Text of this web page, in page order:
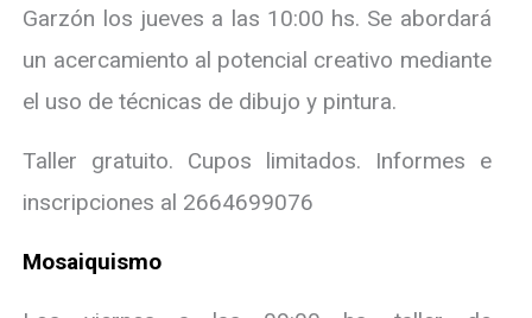
Garzón los jueves a las 10:00 hs. Se abordará
un acercamiento al potencial creativo mediante
el uso de técnicas de dibujo y pintura.
Taller gratuito. Cupos limitados. Informes e
inscripciones al 2664699076
Mosaiquismo